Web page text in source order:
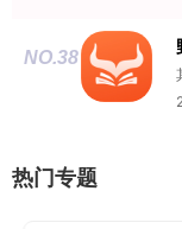
NO.38
热门专题